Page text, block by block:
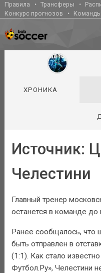
Правила Трансферы
Конкурс прогнозов
Команды
ХРОНИКА
Источник:
Челестини
Главный тренер
останется в команде до
Ранее сообщалось, что
быть отправлен в
(1:1). Как стало
Футбол.Ру», Челестини